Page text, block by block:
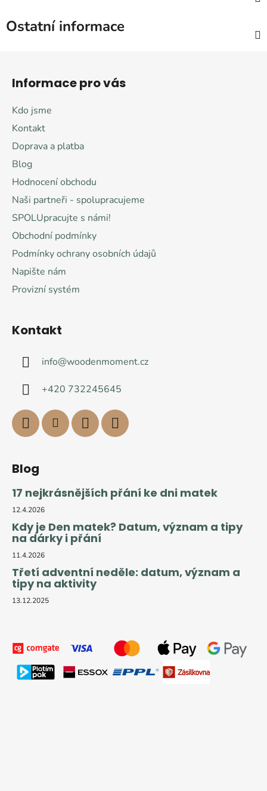
Ostatní informace
Informace pro vás
Kdo jsme
Kontakt
Doprava a platba
Blog
Hodnocení obchodu
Naši partneři - spolupracujeme
SPOLUpracujte s námi!
Obchodní podmínky
Podmínky ochrany osobních údajů
Napište nám
Provizní systém
Kontakt
info@woodenmoment.cz
+420 732245645
Blog
17 nejkrásnějších přání ke dni matek
12.4.2026
Kdy je Den matek? Datum, význam a tipy
na dárky i přání
11.4.2026
Třetí adventní neděle: datum, význam a
tipy na aktivity
13.12.2025